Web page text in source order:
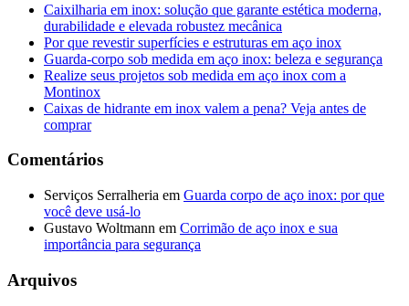
Caixilharia em inox: solução que garante estética moderna,
durabilidade e elevada robustez mecânica
Por que revestir superfícies e estruturas em aço inox
Guarda-corpo sob medida em aço inox: beleza e segurança
Realize seus projetos sob medida em aço inox com a
Montinox
Caixas de hidrante em inox valem a pena? Veja antes de
comprar
Comentários
Serviços Serralheria em Guarda corpo de aço inox: por que
você deve usá-lo
Gustavo Woltmann em Corrimão de aço inox e sua
importância para segurança
Arquivos